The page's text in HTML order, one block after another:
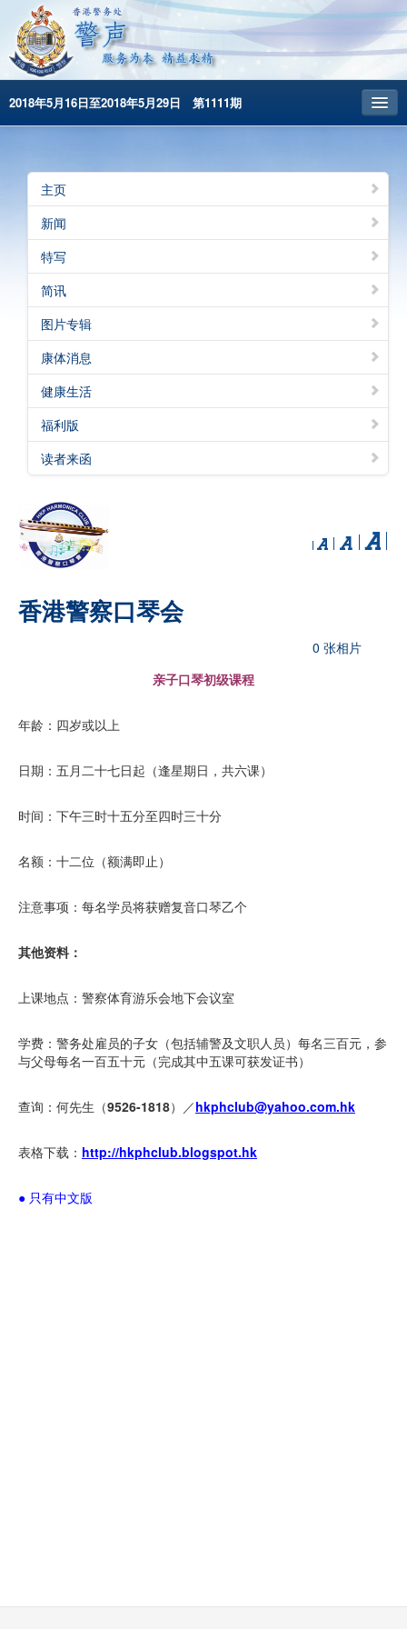
2018年5月16日至2018年5月29日 第1111期
昔日警声
警务处主页
繁體版
English
主页
新闻
特写
简讯
图片专辑
康体消息
健康生活
福利版
读者来函
香港警察口琴会
0 张相片
亲子口琴初级课程
年龄：四岁或以上
日期：五月二十七日起（逢星期日，共六课）
时间：下午三时十五分至四时三十分
名额：十二位（额满即止）
注意事项：每名学员将获赠复音口琴乙个
其他资料：
上课地点：警察体育游乐会地下会议室
学费：警务处雇员的子女（包括辅警及文职人员）每名三百元，参
与父母每名一百五十元（完成其中五课可获发证书）
查询：何先生（9526-1818）／hkphclub@yahoo.com.hk
表格下载： http://hkphclub.blogspot.hk
● 只有中文版